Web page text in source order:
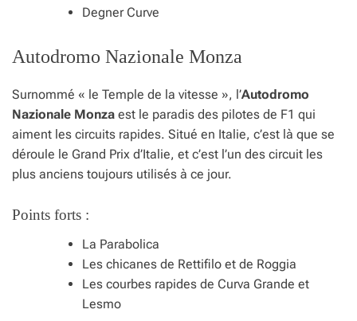
Degner Curve
Autodromo Nazionale Monza
Surnommé « le Temple de la vitesse », l’Autodromo
Nazionale Monza est le paradis des pilotes de F1 qui
aiment les circuits rapides. Situé en Italie, c’est là que se
déroule le Grand Prix d’Italie, et c’est l’un des circuit les
plus anciens toujours utilisés à ce jour.
Points forts :
La Parabolica
Les chicanes de Rettifilo et de Roggia
Les courbes rapides de Curva Grande et
Lesmo